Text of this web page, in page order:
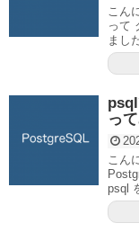
こん
って
まし
っ
こん
psql